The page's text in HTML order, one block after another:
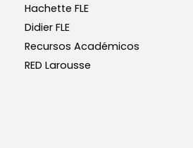
Hachette FLE
Didier FLE
Recursos Académicos
RED Larousse